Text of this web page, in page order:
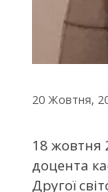
20 Жовтня,
18 жовтня
доцента
Другої